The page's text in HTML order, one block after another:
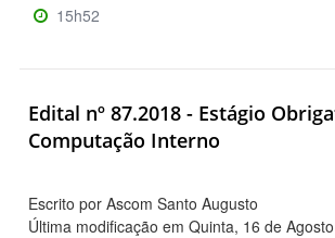
15h52
Edital nº 87.2018 - Estágio
Computação Interno
Escrito por Ascom Santo Augusto
Última modificação em Quinta, 16 de